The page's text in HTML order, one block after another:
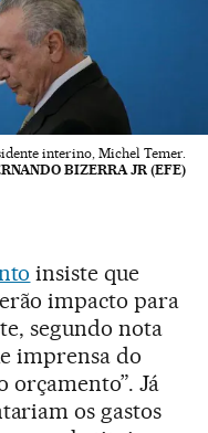
interino, Michel Temer.
BIZERRA JR (EFE)
insiste que
impacto para
segundo nota
imprensa do
orçamento”. Já
os gastos